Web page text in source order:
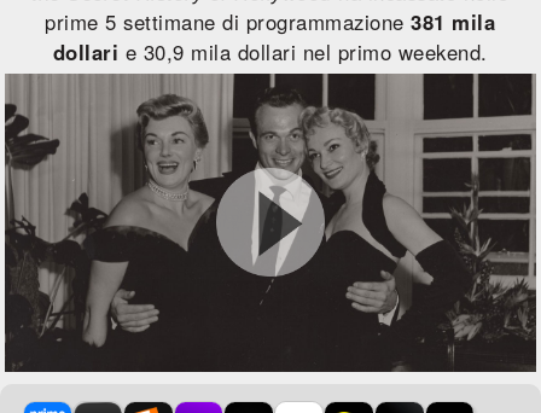
prime 5 settimane di programmazione381 mila
dollari e 30,9 mila dollari nel primo weekend.